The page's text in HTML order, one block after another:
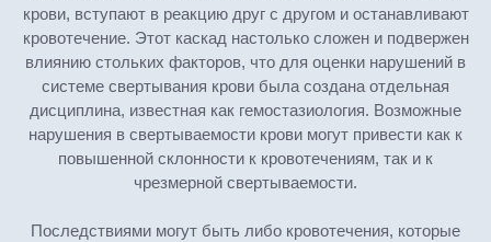
крови, вступают в реакцию друг с другом и останавливают
кровотечение. Этот каскад настолько сложен и подвержен
влиянию стольких факторов, что для оценки нарушений в
системе свертывания крови была создана отдельная
дисциплина, известная как гемостазиология. Возможные
нарушения в свертываемости крови могут привести как к
повышенной склонности к кровотечениям, так и к
чрезмерной свертываемости.
Последствиями могут быть либо кровотечения, которые